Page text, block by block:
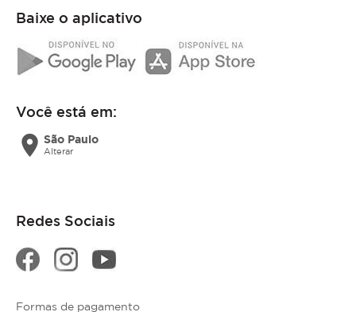
Baixe o aplicativo
Você está em:
location_on São Paulo
Alterar
Redes Sociais
Formas de pagamento